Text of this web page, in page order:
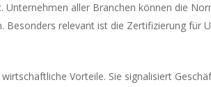
. Unternehmen aller Branchen können die
relevant ist die Zertifizierung für
Vorteile. Sie signalisiert